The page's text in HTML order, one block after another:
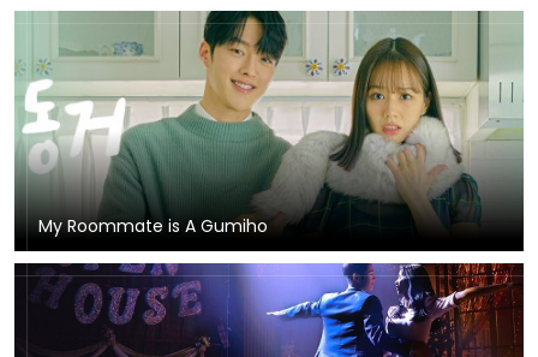
My Roommate is A Gumiho